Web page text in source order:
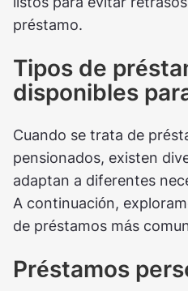
préstamo.
Tipos de
disponibles
Cuando se trata de
pensionados, existen
adaptan a diferentes
A continuación,
de préstamos más
Préstamos